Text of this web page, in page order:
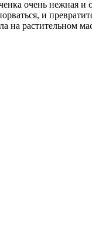
очень нежная и
и
на растительном